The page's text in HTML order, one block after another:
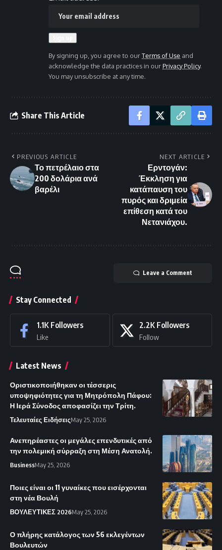
By signing up, you agree to ourTerms of Use and
acknowledge the data practices in ourPrivacy Policy.
You may unsubscribe at any time.
Share This Article
PREVIOUS ARTICLE
Το πετρέλαιο στα
200 δολάρια ανά
βαρέλι
NEXT ARTICLE
Ερντογάν:
Έκκληση για
κατάπαυση του
πυρός και δριμεία
επίθεση κατά του
Νετανιάχου.
Leave a Comment
Stay Connected
1.1K Followers
Like
2.2K Followers
Follow
Latest News
Οριστικοποιήθηκαν οι τέσσερις
υποψηφιότητες για τη Μητρόπολη Πάφου:
Η Ιερά Σύνοδος αποφασίζει την Τρίτη.
Τελευταίες ΕιδήσειςMay 25, 2026
Ανεπηρέαστες οι μεγάλες επενδυτικές από
την πολεμική σύρραξη στη Μέση Ανατολή.
BusinessMay 25, 2026
Ποιες είναι οι 11 γυναίκες που εισέρχονται
στη νέα Βουλή
ΒΟΥΛΕΥΤΙΚΕΣ 2026May 25, 2026
Ο πλήρης κατάλογος των 56 εκλεγέντων
Βουλευτών